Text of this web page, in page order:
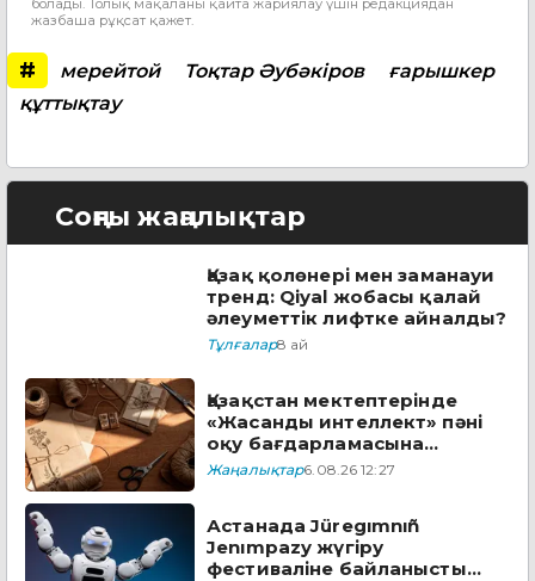
болады. Толық мақаланы қайта жариялау үшін редакциядан
жазбаша рұқсат қажет.
# мерейтой Тоқтар Әубәкіров
ғарышкер
құттықтау
Соңғы жаңалықтар
Қазақ қолөнері мен заманауи
тренд: Qiyal жобасы қалай
әлеуметтік лифтке айналды?
Тұлғалар8 ай
Қазақстан мектептерінде
«Жасанды интеллект» пәні
оқу бағдарламасына
енгізіледі
Жаңалықтар6.08.26 12:27
Астанада Jüregımnıñ
Jenımpazy жүгіру
фестиваліне байланысты